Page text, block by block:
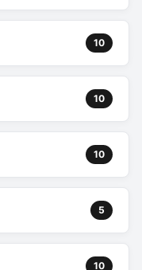
10
10
10
5
10